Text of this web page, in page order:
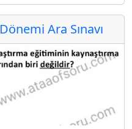
Ara Sınavı